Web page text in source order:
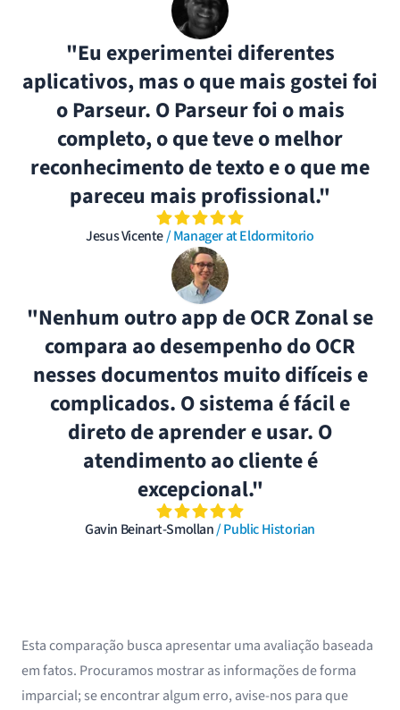
"Eu experimentei diferentes
aplicativos, mas o que mais gostei foi
o Parseur. O Parseur foi o mais
completo, o que teve o melhor
reconhecimento de texto e o que me
pareceu mais profissional."
Jesus Vicente/ Manager at Eldormitorio
"Nenhum outro app de OCR Zonal se
compara ao desempenho do OCR
nesses documentos muito difíceis e
complicados. O sistema é fácil e
direto de aprender e usar. O
atendimento ao cliente é
excepcional."
Gavin Beinart-Smollan/ Public Historian
Esta comparação busca apresentar uma avaliação baseada
em fatos. Procuramos mostrar as informações de forma
imparcial; se encontrar algum erro, avise-nos para que